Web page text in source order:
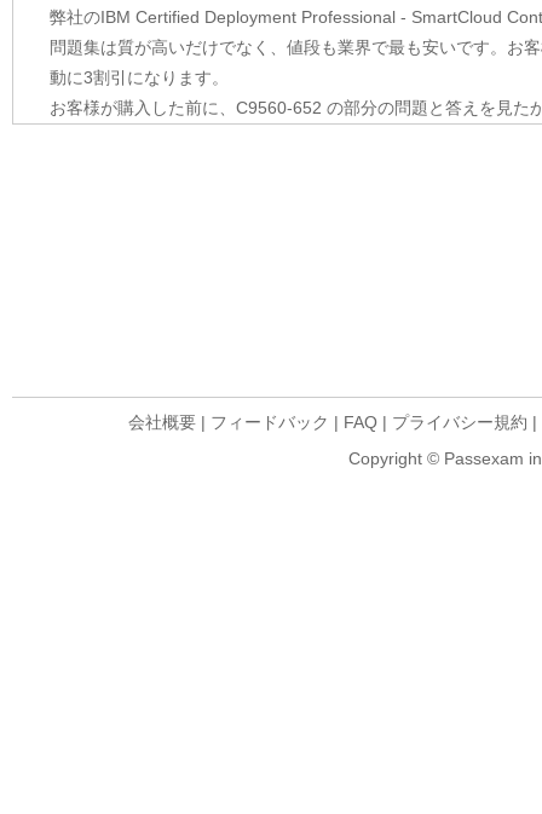
弊社のIBM Certified Deployment Professional - SmartCloud
問題集は質が高いだけでなく、値段も業界で最も安いです。お
動に3割引になります。
お客様が購入した前に、C9560-652 の部分の問題と答えを見
会社概要 | フィードバック | FAQ | プライバシー規約 |
Copyright © Passexam